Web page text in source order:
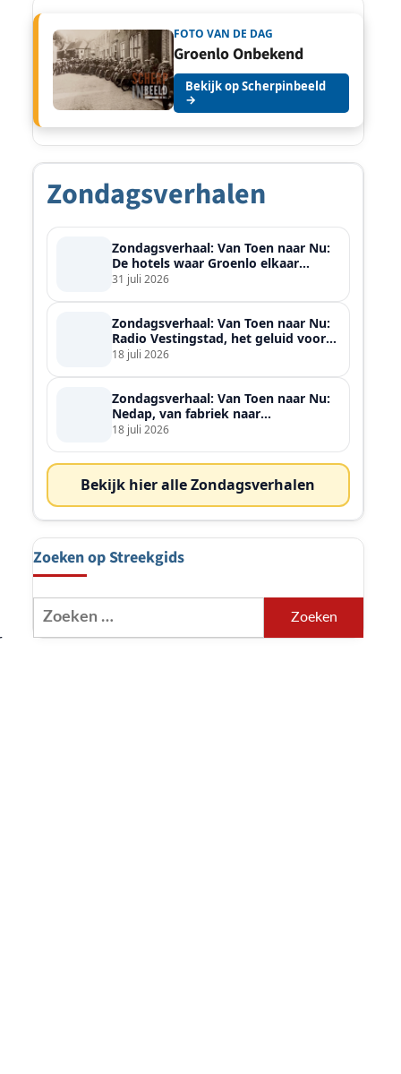
FOTO VAN DE DAG
Groenlo Onbekend
Bekijk op Scherpinbeeld
→
Zondagsverhalen
Zondagsverhaal: Van Toen naar Nu:
De hotels waar Groenlo elkaar
ontmoette
31 juli 2026
Zondagsverhaal: Van Toen naar Nu:
Radio Vestingstad, het geluid voor
heel de streek
18 juli 2026
Zondagsverhaal: Van Toen naar Nu:
Nedap, van fabriek naar
wereldspeler
18 juli 2026
Bekijk hier alle Zondagsverhalen
Zoeken op Streekgids
Zoeken
naar: